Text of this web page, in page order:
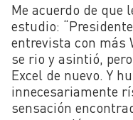
Me acuerdo de que
estudio:
entrevista con más
se rio y asintió,
Excel de nuevo. Y
innecesariamente
sensación